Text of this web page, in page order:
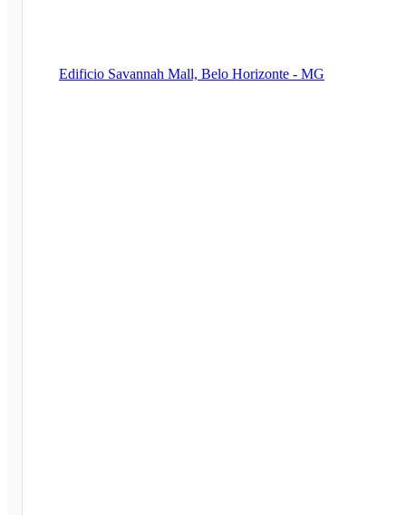
Edificio Savannah Mall, Belo Horizonte - MG